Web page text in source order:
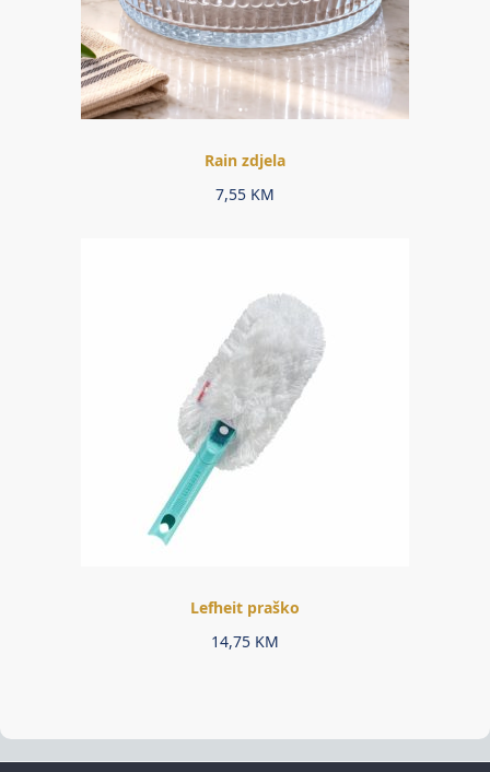
Rain zdjela
7,55 KM
Lefheit praško
14,75 KM